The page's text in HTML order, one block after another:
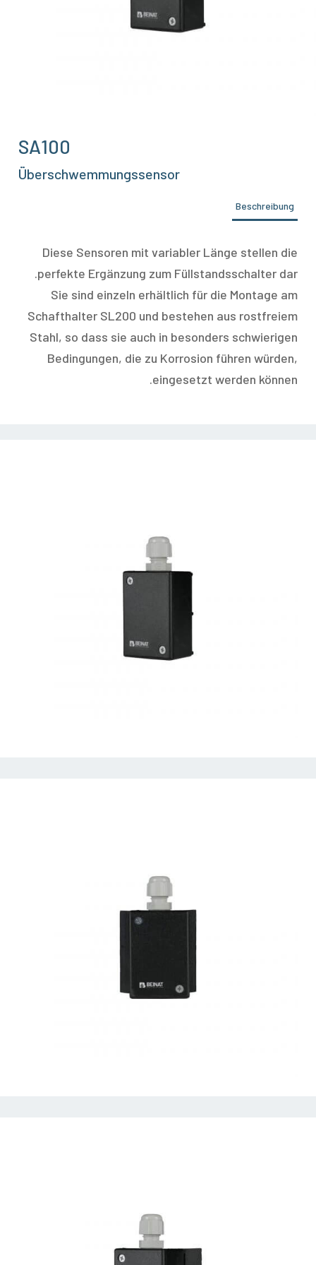
SA100
Überschwemmungssensor
Beschreibung
Diese Sensoren mit variabler Länge stellen die
perfekte Ergänzung zum Füllstandsschalter dar.
Sie sind einzeln erhältlich für die Montage am
Schafthalter SL200 und bestehen aus rostfreiem
Stahl, so dass sie auch in besonders schwierigen
Bedingungen, die zu Korrosion führen würden,
eingesetzt werden können.